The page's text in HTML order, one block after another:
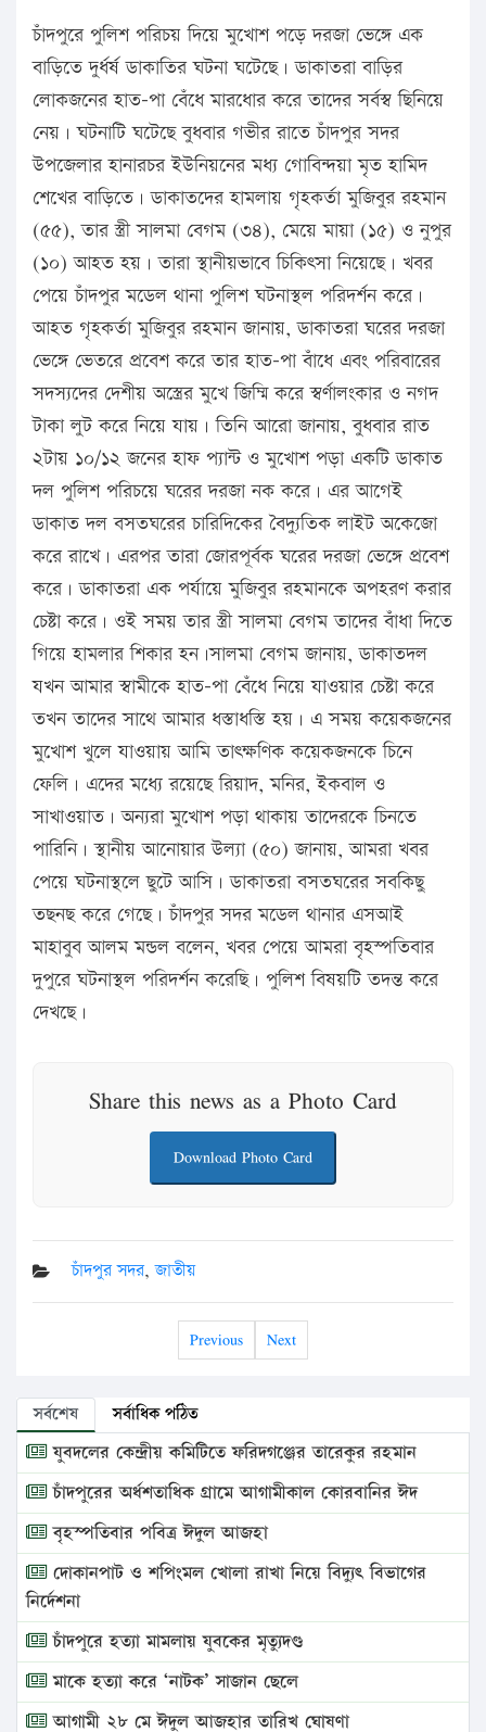
চাঁদপুরে পুলিশ পরিচয় দিয়ে মুখোশ পড়ে দরজা ভেঙ্গে এক
বাড়িতে দুর্ধর্ষ ডাকাতির ঘটনা ঘটেছে। ডাকাতরা বাড়ির
লোকজনের হাত-পা বেঁধে মারধোর করে তাদের সর্বস্ব ছিনিয়ে
নেয়। ঘটনাটি ঘটেছে বুধবার গভীর রাতে চাঁদপুর সদর
উপজেলার হানারচর ইউনিয়নের মধ্য গোবিন্দয়া মৃত হামিদ
শেখের বাড়িতে। ডাকাতদের হামলায় গৃহকর্তা মুজিবুর রহমান
(৫৫), তার স্ত্রী সালমা বেগম (৩৪), মেয়ে মায়া (১৫) ও নুপুর
(১০) আহত হয়। তারা স্থানীয়ভাবে চিকিৎসা নিয়েছে। খবর
পেয়ে চাঁদপুর মডেল থানা পুলিশ ঘটনাস্থল পরিদর্শন করে।
আহত গৃহকর্তা মুজিবুর রহমান জানায়, ডাকাতরা ঘরের দরজা
ভেঙ্গে ভেতরে প্রবেশ করে তার হাত-পা বাঁধে এবং পরিবারের
সদস্যদের দেশীয় অস্ত্রের মুখে জিম্মি করে স্বর্ণালংকার ও নগদ
টাকা লুট করে নিয়ে যায়। তিনি আরো জানায়, বুধবার রাত
২টায় ১০/১২ জনের হাফ প্যান্ট ও মুখোশ পড়া একটি ডাকাত
দল পুলিশ পরিচয়ে ঘরের দরজা নক করে। এর আগেই
ডাকাত দল বসতঘরের চারিদিকের বৈদ্যুতিক লাইট অকেজো
করে রাখে। এরপর তারা জোরপূর্বক ঘরের দরজা ভেঙ্গে প্রবেশ
করে। ডাকাতরা এক পর্যায়ে মুজিবুর রহমানকে অপহরণ করার
চেষ্টা করে। ওই সময় তার স্ত্রী সালমা বেগম তাদের বাঁধা দিতে
গিয়ে হামলার শিকার হন।সালমা বেগম জানায়, ডাকাতদল
যখন আমার স্বামীকে হাত-পা বেঁধে নিয়ে যাওয়ার চেষ্টা করে
তখন তাদের সাথে আমার ধস্তাধস্তি হয়। এ সময় কয়েকজনের
মুখোশ খুলে যাওয়ায় আমি তাৎক্ষণিক কয়েকজনকে চিনে
ফেলি। এদের মধ্যে রয়েছে রিয়াদ, মনির, ইকবাল ও
সাখাওয়াত। অন্যরা মুখোশ পড়া থাকায় তাদেরকে চিনতে
পারিনি। স্থানীয় আনোয়ার উল্যা (৫০) জানায়, আমরা খবর
পেয়ে ঘটনাস্থলে ছুটে আসি। ডাকাতরা বসতঘরের সবকিছু
তছনছ করে গেছে। চাঁদপুর সদর মডেল থানার এসআই
মাহাবুব আলম মন্ডল বলেন, খবর পেয়ে আমরা বৃহস্পতিবার
দুপুরে ঘটনাস্থল পরিদর্শন করেছি। পুলিশ বিষয়টি তদন্ত করে
দেখছে।
Share this news as a Photo Card
Download Photo Card
চাঁদপুর সদর,জাতীয়
Previous Next
সর্বশেষ সর্বাধিক পঠিত
যুবদলের কেন্দ্রীয় কমিটিতে ফরিদগঞ্জের তারেকুর রহমান
চাঁদপুরের অর্ধশতাধিক গ্রামে আগামীকাল কোরবানির ঈদ
বৃহস্পতিবার পবিত্র ঈদুল আজহা
দোকানপাট ও শপিংমল খোলা রাখা নিয়ে বিদ্যুৎ বিভাগের
নির্দেশনা
চাঁদপুরে হত্যা মামলায় যুবকের মৃত্যুদণ্ড
মাকে হত্যা করে ‘নাটক’ সাজান ছেলে
আগামী ২৮ মে ঈদুল আজহার তারিখ ঘোষণা